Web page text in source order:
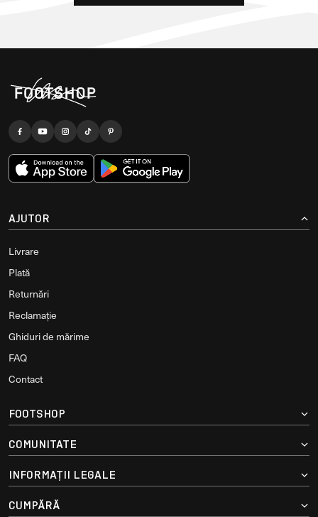
AJUTOR
Livrare
Plată
Returnări
Reclamație
Ghiduri de mărime
FAQ
Contact
FOOTSHOP
COMUNITATE
INFORMAȚII LEGALE
CUMPĂRĂ